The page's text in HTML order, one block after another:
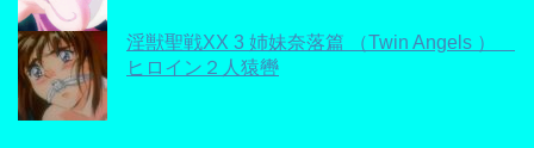
淫獣聖戦XX 3 姉妹奈落篇 （Twin Angels ）
ヒロイン２人猿轡